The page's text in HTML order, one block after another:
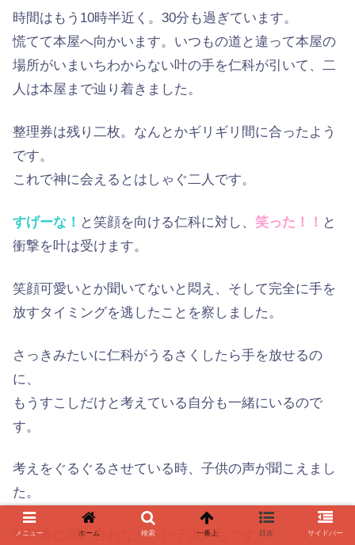
時間はもう10時半近く。30分も過ぎています。
慌てて本屋へ向かいます。いつもの道と違って本屋の
場所がいまいちわからない叶の手を仁科が引いて、二
人は本屋まで辿り着きました。
整理券は残り二枚。なんとかギリギリ間に合ったよう
です。
これで神に会えるとはしゃぐ二人です。
すげーな！ と笑顔を向ける仁科に対し、 笑った！！ と
衝撃を叶は受けます。
笑顔可愛いとか聞いてないと悶え、そして完全に手を
放すタイミングを逃したことを察しました。
さっきみたいに仁科がうるさくしたら手を放せるの
に、
もうすこしだけと考えている自分も一緒にいるので
す。
考えをぐるぐるさせている時、子供の声が聞こえまし
た。
整理券に間に合わなかった子供たちです。
メニュー ホーム 検索 一番上 目次 サイドバー